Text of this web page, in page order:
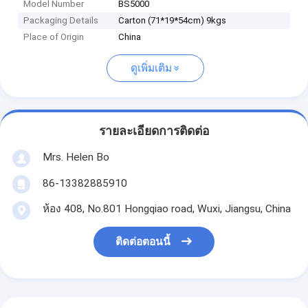
Model Number
BS5000
Packaging Details
Carton (71*19*54cm) 9kgs
Place of Origin
China
ดูเพิ่มเติม
รายละเอียดการติดต่อ
Mrs. Helen Bo
86-13382885910
ห้อง 408, No.801 Hongqiao road, Wuxi, Jiangsu, China
ติดต่อตอนนี้